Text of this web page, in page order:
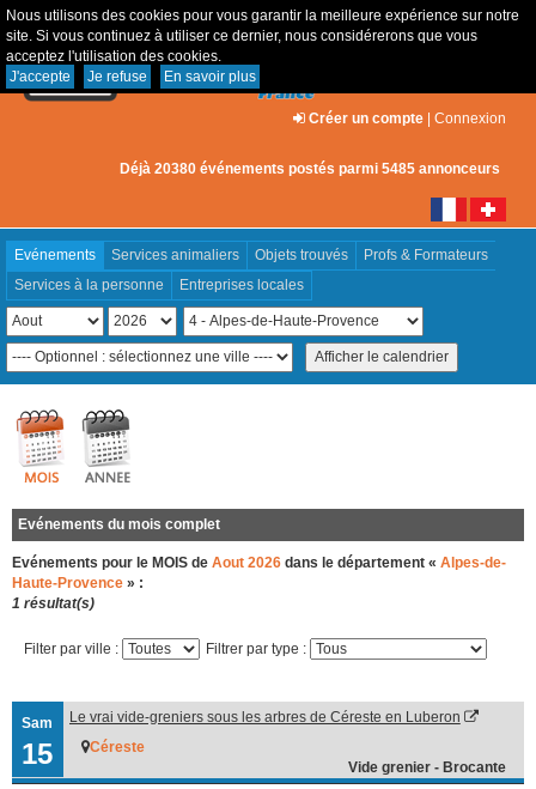
Nous utilisons des cookies pour vous garantir la meilleure expérience sur notre
site. Si vous continuez à utiliser ce dernier, nous considérerons que vous
acceptez l'utilisation des cookies.
J'accepte
Je refuse En savoir plus
Créer un compte | Connexion
Déjà 20380 événements postés parmi 5485 annonceurs
Evénements Services animaliers Objets trouvés
Profs & Formateurs
Services à la personne
Entreprises locales
Evénements du mois complet
Evénements pour le MOIS de Aout 2026 dans le département « Alpes-de-
Haute-Provence » :
1 résultat(s)
Filter par ville : Filtrer par type :
Sam
15
Le vrai vide-greniers sous les arbres de Céreste en Luberon
Céreste
Vide grenier - Brocante